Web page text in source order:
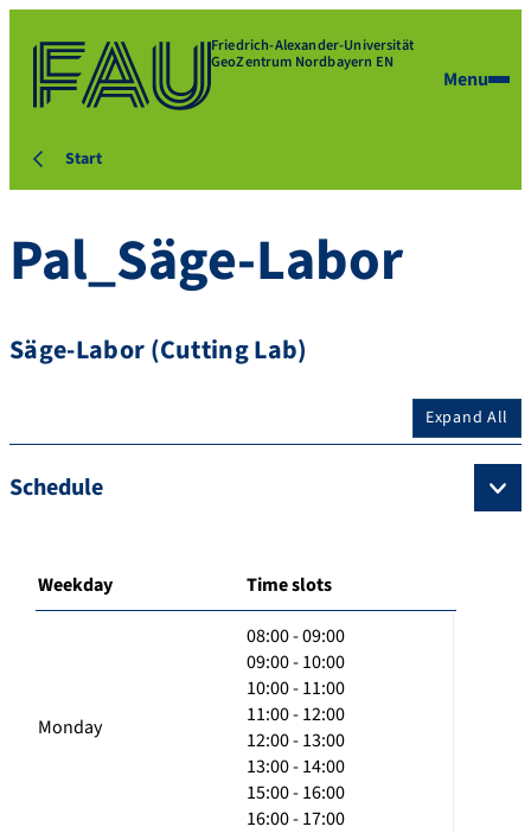
Friedrich-Alexander-Universität
GeoZentrum Nordbayern EN
Menu
Start
Pal_Säge-Labor
Säge-Labor (Cutting Lab)
Expand All
Schedule
Weekday Time slots
Monday
08:00 - 09:00
09:00 - 10:00
10:00 - 11:00
11:00 - 12:00
12:00 - 13:00
13:00 - 14:00
15:00 - 16:00
16:00 - 17:00